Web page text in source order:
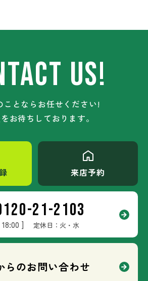
US!
ことならお任せください!
お待ちしております。
来店予約
21-2103
] 定休日：火・水
らのお問い合わせ